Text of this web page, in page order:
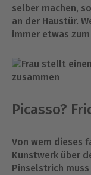
selber machen,
an der Haustür.
immer etwas
Picasso?
Von wem dieses
Kunstwerk über
Pinselstrich